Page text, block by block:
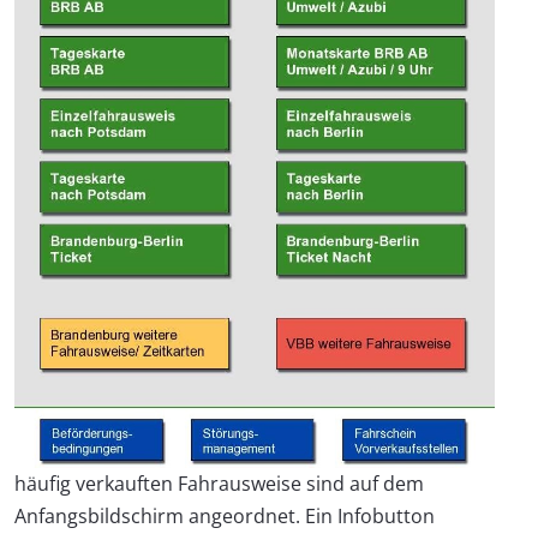
häufig verkauften Fahrausweise sind auf dem
Anfangsbildschirm angeordnet. Ein Infobutton